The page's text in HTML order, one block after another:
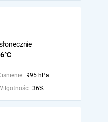
995 hPa
36%